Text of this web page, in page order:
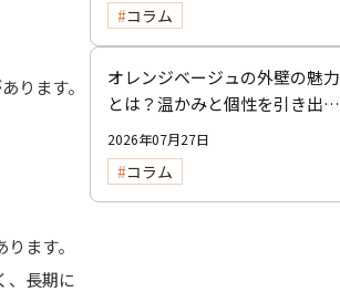
ります。
ます。
、長期に
コラム
オレンジベージュの外壁の魅力
とは？温かみと個性を引き出す
選び方と注意点
2026年07月27日
コラム